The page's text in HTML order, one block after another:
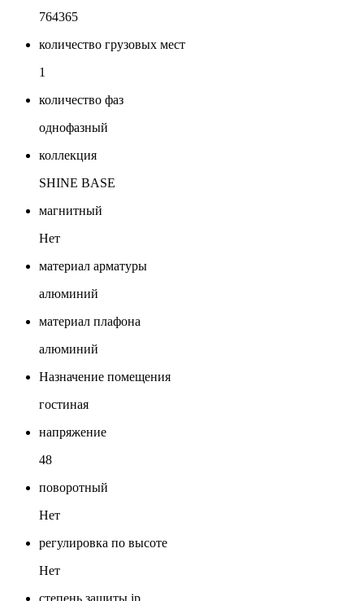
764365
количество грузовых мест
1
количество фаз
однофазный
коллекция
SHINE BASE
магнитный
Нет
материал арматуры
алюминий
материал плафона
алюминий
Назначение помещения
гостиная
напряжение
48
поворотный
Нет
регулировка по высоте
Нет
степень защиты ip